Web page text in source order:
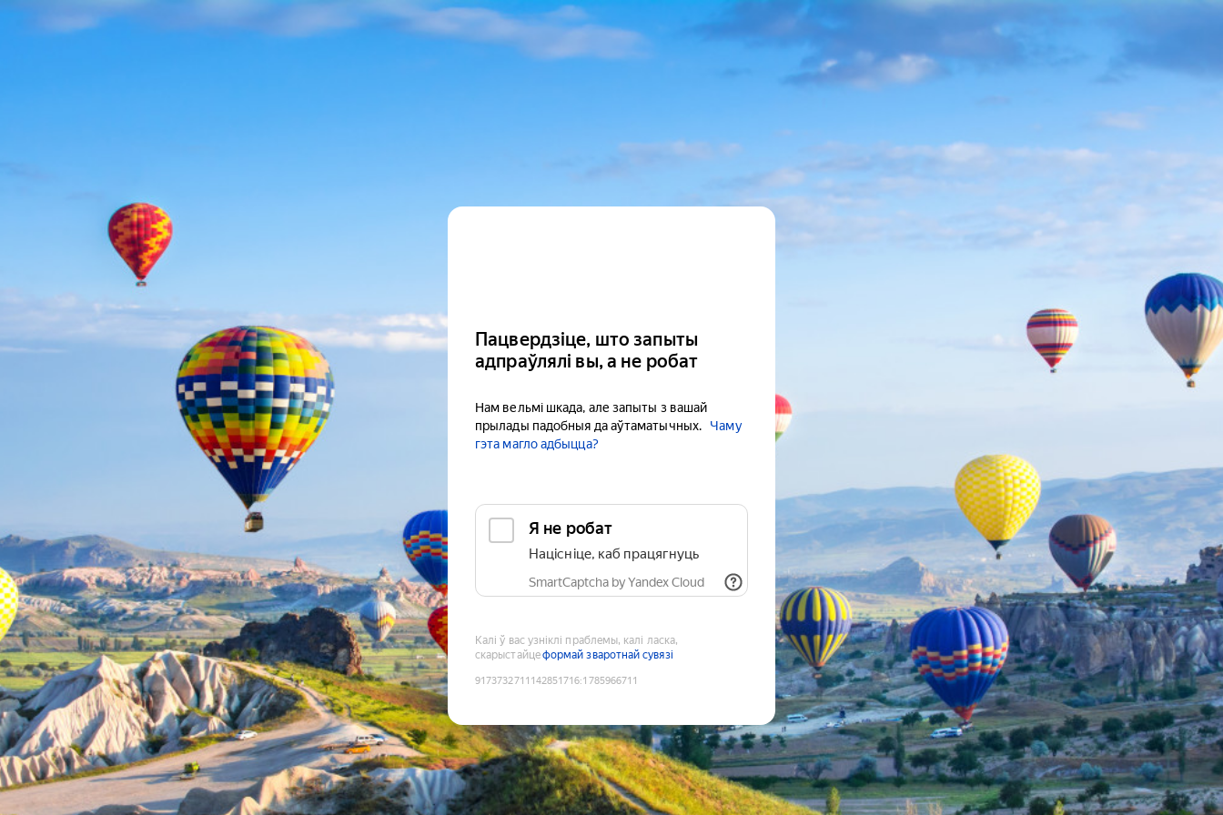
Пацвердзіце, што запыты
адпраўлялі вы, а не робат
Нам вельмі шкада, але запыты з вашай
прылады падобныя да аўтаматычных.
Чаму
гэта магло адбыцца?
Я не робат
Націсніце, каб працягнуць
SmartCaptcha by Yandex Cloud
Калі ў вас узніклі праблемы, калі ласка,
скарыстайцеформай зваротнай сувязі
9173732711142851716:1785966711